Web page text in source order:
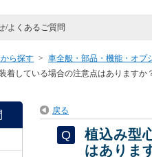
ら探す > 車全般・部品・機能・オプ
着している場合の注意点はありますか
戻る
植込み型
はありま